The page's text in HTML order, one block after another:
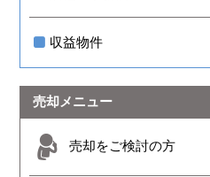
収益物件
売却メニュー
売却をご検討の方